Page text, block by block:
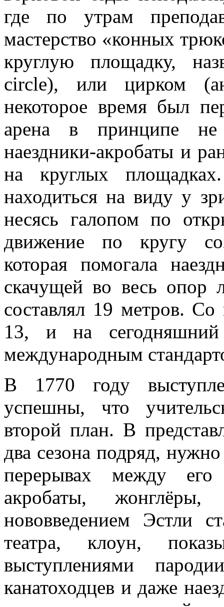
где по утрам
мастерство «конных
круглую площадку,
circle), или цирком
некоторое время был
арена в принципе не
наездники-акробаты и
на круглых
находиться на виду у
несясь галопом по
движение по кругу
которая помогала
скачущей во весь опор
составлял 19 метров.
13, и на сегодняшний
международным
В 1770 году
успешны, что
второй план. В
два сезона подряд,
перерывах между его
акробаты,
нововведением Эстли
театра, клоун,
выступлениями
канатоходцев и даже